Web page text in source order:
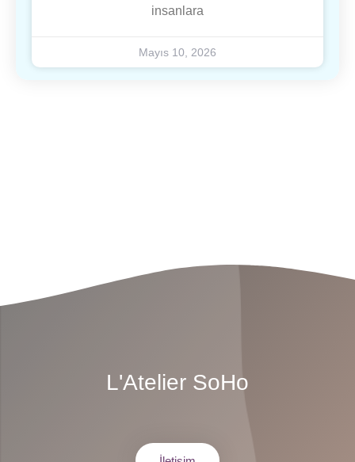
insanlara
Mayıs 10, 2026
L'Atelier SoHo